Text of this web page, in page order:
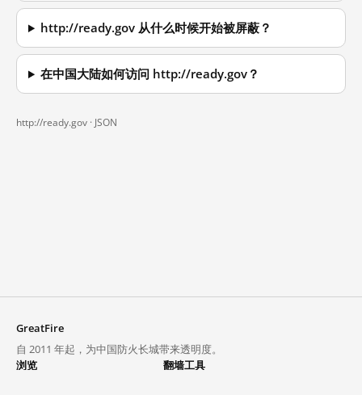
http://ready.gov 从什么时候开始被屏蔽？
在中国大陆如何访问 http://ready.gov？
http://ready.gov · JSON
GreatFire
自 2011 年起，为中国防火长城带来透明度。
浏览
翻墙工具